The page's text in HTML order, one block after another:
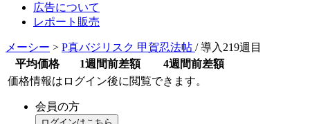
広告について
レポート販売
メーシー > P真バジリスク 甲賀忍法帖 / 導入219週目
平均価格
1週間前差額
4週間前差額
価格情報はログイン後に閲覧できます。
会員の方